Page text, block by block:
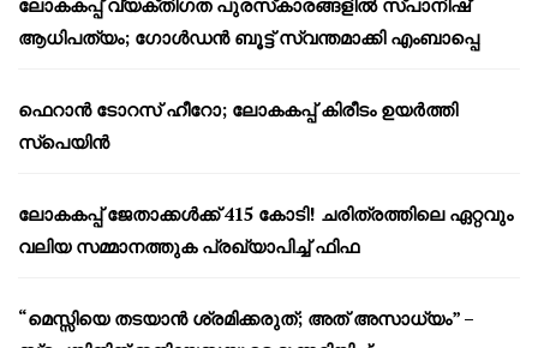
ലോകകപ്പ് വ്യക്തിഗത പുരസ്‌കാരങ്ങളിൽ സ്പാനിഷ്
ആധിപത്യം; ഗോൾഡൻ ബൂട്ട് സ്വന്തമാക്കി എംബാപ്പെ
ഫെറാൻ ടോറസ് ഹീറോ; ലോകകപ്പ് കിരീടം ഉയർത്തി
സ്പെയിൻ
ലോകകപ്പ് ജേതാക്കൾക്ക് 415 കോടി! ചരിത്രത്തിലെ ഏറ്റവും
വലിയ സമ്മാനത്തുക പ്രഖ്യാപിച്ച് ഫിഫ
“മെസ്സിയെ തടയാൻ ശ്രമിക്കരുത്; അത് അസാധ്യം” –